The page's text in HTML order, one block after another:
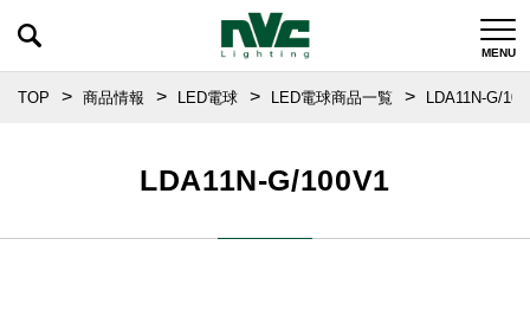
TOP 商品情報 LED電球 LED電球商品一覧 LDA11N-G/
LDA11N-G/100V1